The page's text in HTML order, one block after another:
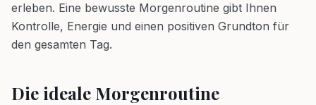
erleben. Eine bewusste Morgenroutine gibt Ihnen
Kontrolle, Energie und einen positiven Grundton für
den gesamten Tag.
Die ideale Morgenroutine